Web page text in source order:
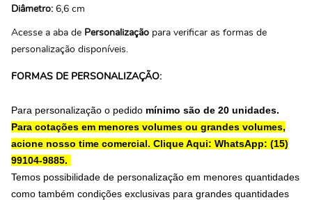
Diâmetro: 6,6 cm
Acesse a aba de Personalização para verificar as formas de
personalização disponíveis.
FORMAS DE PERSONALIZAÇÃO:
Para personalização o pedido mínimo são de 20 unidades.
Para cotações em menores volumes ou grandes volumes,
acione nosso time comercial. Clique Aqui: WhatsApp: (15)
99104-9885.
Temos possibilidade de personalização em menores quantidades
como também condições exclusivas para grandes quantidades